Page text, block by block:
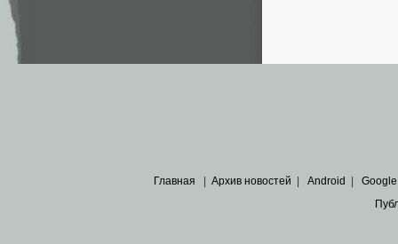
Главная Архив новостей Android Google